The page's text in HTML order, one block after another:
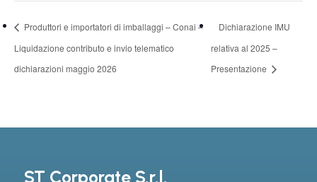
Produttori e importatori di imballaggi – Conai –
Liquidazione contributo e invio telematico
dichiarazioni maggio 2026
Dichiarazione IMU
relativa al 2025 –
Presentazione
ST Corporate S.r.l.